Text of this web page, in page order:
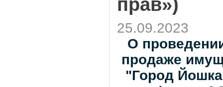
25.09.2023
О
продаже
"Город